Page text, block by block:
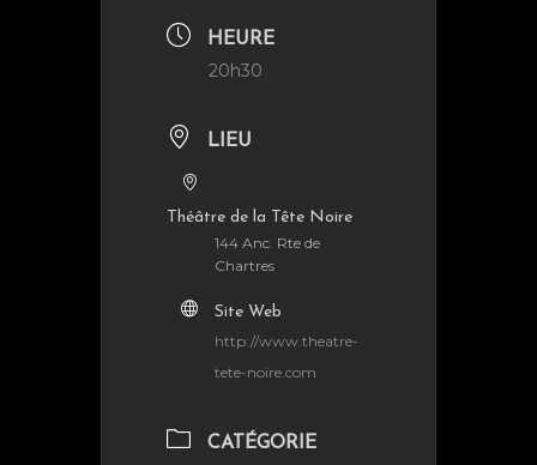
HEURE
20h30
LIEU
Théâtre de la Tête Noire
144 Anc. Rte de
Chartres
Site Web
http://www.theatre-
tete-noire.com
CATÉGORIE